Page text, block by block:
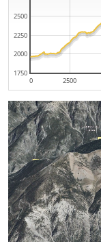
0 2500
1750
2000
2250
2500